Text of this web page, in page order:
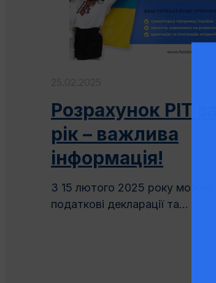
Розрахунок PIT
рік – важлива
інформація!
З 15 лютого 2025 року можна
податкові декларації та...